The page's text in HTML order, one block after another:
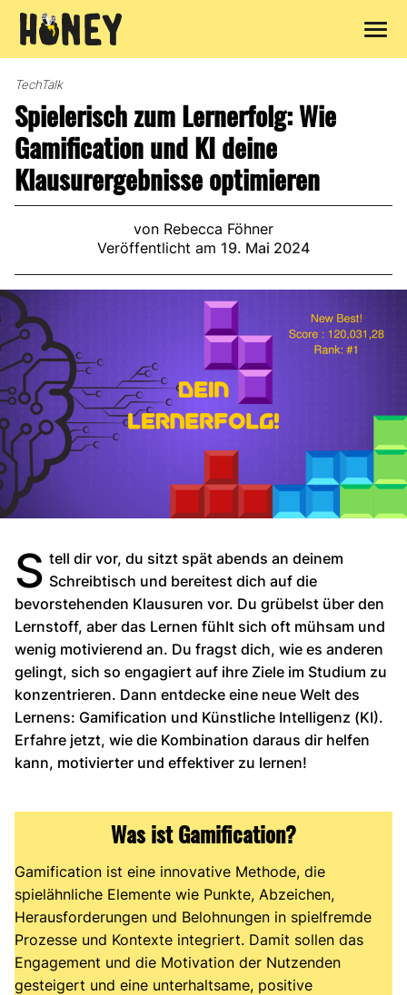
InhaltTechTalk
Spielerisch zum Lernerfolg: Wie
Gamification und KI deine
Klausurergebnisse optimieren
von Rebecca Föhner
Veröffentlicht am 19. Mai 2024
S tell dir vor, du sitzt spät abends an deinem
Schreibtisch und bereitest dich auf die
bevorstehenden Klausuren vor. Du grübelst über den
Lernstoff, aber das Lernen fühlt sich oft mühsam und
wenig motivierend an. Du fragst dich, wie es anderen
gelingt, sich so engagiert auf ihre Ziele im Studium zu
konzentrieren. Dann entdecke eine neue Welt des
Lernens: Gamification und Künstliche Intelligenz (KI).
Erfahre jetzt, wie die Kombination daraus dir helfen
kann, motivierter und effektiver zu lernen!
Was ist Gamification?
Gamification ist eine innovative Methode, die
spielähnliche Elemente wie Punkte, Abzeichen,
Herausforderungen und Belohnungen in spielfremde
Prozesse und Kontexte integriert. Damit sollen das
Engagement und die Motivation der Nutzenden
gesteigert und eine unterhaltsame, positive